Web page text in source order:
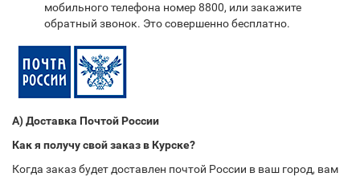
мобильного телефона номер 8800, или закажите
обратный звонок. Это совершенно бесплатно.
А) Доставка Почтой России
Как я получу свой заказ в Курске?
Когда заказ будет доставлен почтой России в ваш город, вам